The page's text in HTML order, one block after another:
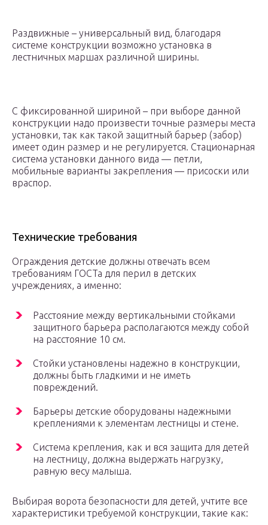
Раздвижные – универсальный вид, благодаря
системе конструкции возможно установка в
лестничных маршах различной ширины.
С фиксированной шириной – при выборе данной
конструкции надо произвести точные размеры места
установки, так как такой защитный барьер (забор)
имеет один размер и не регулируется. Стационарная
система установки данного вида — петли,
мобильные варианты закрепления — присоски или
враспор.
Технические требования
Ограждения детские должны отвечать всем
требованиям ГОСТа для перил в детских
учреждениях, а именно:
Расстояние между вертикальными стойками
защитного барьера располагаются между собой
на расстояние 10 см.
Стойки установлены надежно в конструкции,
должны быть гладкими и не иметь
повреждений.
Барьеры детские оборудованы надежными
креплениями к элементам лестницы и стене.
Система крепления, как и вся защита для детей
на лестницу, должна выдержать нагрузку,
равную весу малыша.
Выбирая ворота безопасности для детей, учтите все
характеристики требуемой конструкции, такие как: